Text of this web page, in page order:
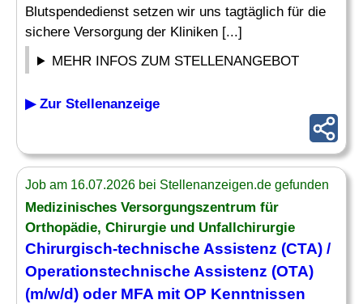
Blutspendedienst setzen wir uns tagtäglich für die
sichere Versorgung der Kliniken [...]
MEHR INFOS ZUM STELLENANGEBOT
▶ Zur Stellenanzeige
Job am 16.07.2026 bei Stellenanzeigen.de gefunden
Medizinisches Versorgungszentrum für
Orthopädie, Chirurgie und Unfallchirurgie
Chirurgisch-technische Assistenz (CTA) /
Operationstechnische Assistenz (OTA)
(m/w/d) oder MFA mit OP Kenntnissen